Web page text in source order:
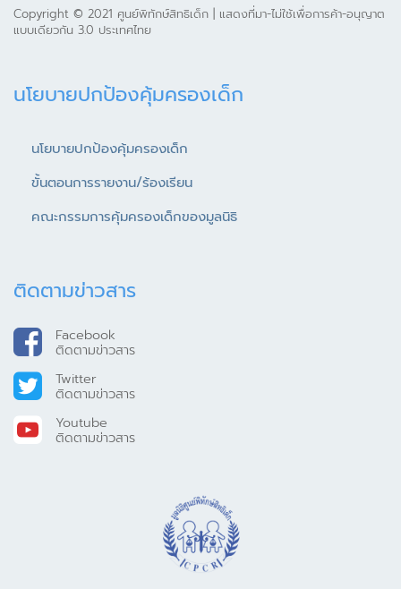
Copyright © 2021 ศูนย์พิทักษ์สิทธิเด็ก | แสดงที่มา-ไม่ใช้เพื่อการค้า-อนุญาต
แบบเดียวกัน 3.0 ประเทศไทย
นโยบายปกป้องคุ้มครองเด็ก
นโยบายปกป้องคุ้มครองเด็ก
ขั้นตอนการรายงาน/ร้องเรียน
คณะกรรมการคุ้มครองเด็กของมูลนิธิ
ติดตามข่าวสาร
Facebook
ติดตามข่าวสาร
Twitter
ติดตามข่าวสาร
Youtube
ติดตามข่าวสาร